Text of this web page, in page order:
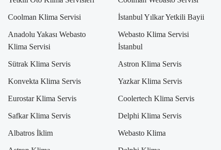
Coolman Klima Servisi İstanbul Yılkar Yetkili Bayii
Anadolu Yakası Webasto
Klima Servisi
Webasto Klima Servisi
İstanbul
Sütrak Klima Servis Astron Klima Servis
Konvekta Klima Servis Yazkar Klima Servis
Eurostar Klima Servis Coolertech Klima Servis
Safkar Klima Servis Delphi Klima Servis
Albatros İklim Webasto Klima